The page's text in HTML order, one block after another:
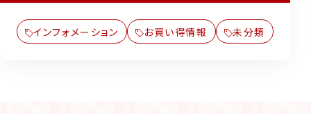
インフォメーション お買い得情報 未分類